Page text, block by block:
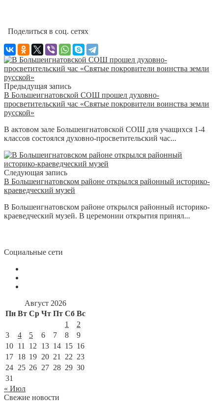
Поделиться в соц. сетях
Предыдущая запись
В Большеигнатовской СОШ прошел духовно-
просветительский час «Святые покровители воинства земли
русской»
В актовом зале Большеигнатовской СОШ для учащихся 1-4
классов состоялся духовно-просветительский час...
Следующая запись
В Большеигнатовском районе открылся районный историко-
краеведческий музей
В Большеигнатовском районе открылся районный историко-
краеведческий музей. В церемонии открытия принял...
Социальные сети
Август 2026
Пн Вт Ср Чт Пт Сб Вс
1
2
3
4 5 6 7 8
9
10 11 12 13 14 15 16
17 18 19 20 21 22 23
24 25 26 27 28 29 30
31
« Июл
Свежие новости